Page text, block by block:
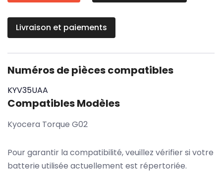
Livraison et paiements
Numéros de pièces compatibles
KYV35UAA
Compatibles Modèles
Kyocera Torque G02
Pour garantir la compatibilité, veuillez vérifier si votre
batterie utilisée actuellement est répertoriée.